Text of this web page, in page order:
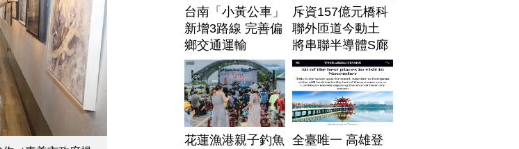
台南「小黃公車」
新增3路線 完善偏
鄉交通運輸
斥資157億元橋科
聯外匝道今動土
將串聯半導體S廊
帶
花蓮漁港親子釣魚
全臺唯一 高雄登